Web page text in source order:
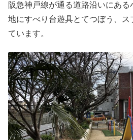
阪急神戸線が通る道路沿いにあ
地にすべり台遊具とてつぼう、
ています。